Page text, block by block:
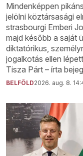
Mindenképpen
jelölni köztársasági
strasbourgi Emberi
majd később a saját
diktatórikus,
jogalkotás ellen
Tisza Párt – írta
BELFÖLD2026. aug. 8.